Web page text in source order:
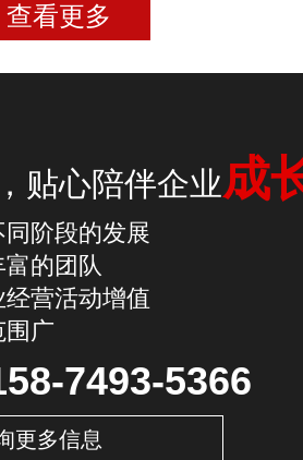
查看更多
贴心陪伴企业成
阶段的发展
的团队
经营活动增值
围广
7493-5366
更多信息